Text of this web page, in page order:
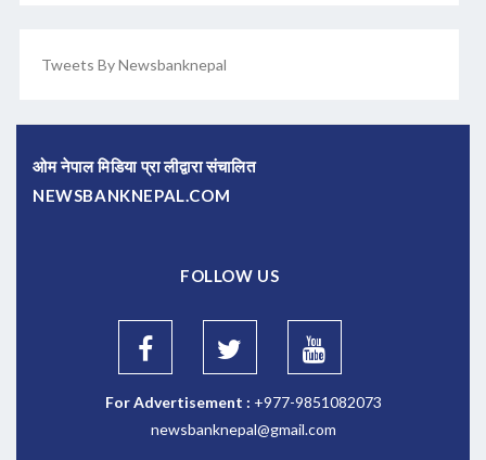
Tweets By Newsbanknepal
ओम नेपाल मिडिया प्रा लीद्वारा संचालित
NEWSBANKNEPAL.COM
FOLLOW US
For Advertisement : +977-9851082073
newsbanknepal@gmail.com